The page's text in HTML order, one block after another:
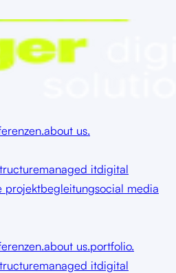
about us.
managed itdigital
projektbegleitungsocial media
about us.portfolio.
managed itdigital